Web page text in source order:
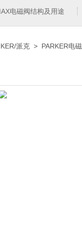
电磁阀结构及用途
派克 > PARKER电